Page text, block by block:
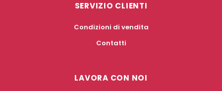
SERVIZIO CLIENTI
Condizioni di vendita
Contatti
LAVORA CON NOI